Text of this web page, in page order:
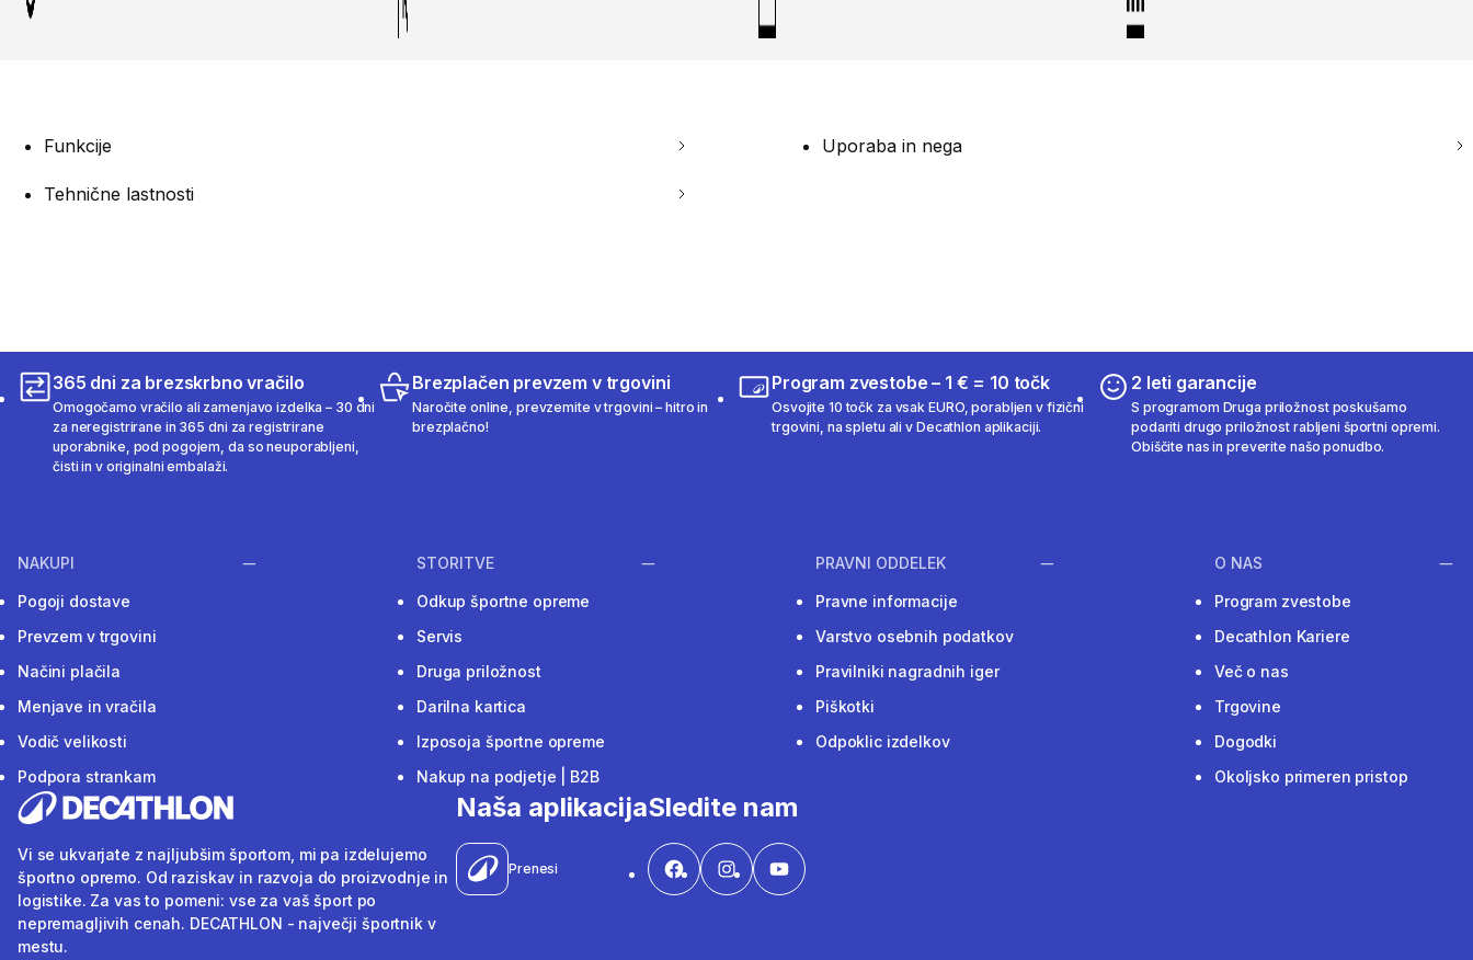
Funkcije Uporaba in nega
Tehnične lastnosti
365 dni za brezskrbno vračilo
Omogočamo vračilo ali zamenjavo izdelka – 30 dni
za neregistrirane in 365 dni za registrirane
uporabnike, pod pogojem, da so neuporabljeni,
čisti in v originalni embalaži.
Brezplačen prevzem v trgovini
Naročite online, prevzemite v trgovini – hitro in
brezplačno!
Program zvestobe – 1 € = 10 točk
Osvojite 10 točk za vsak EURO, porabljen v fizični
trgovini, na spletu ali v Decathlon aplikaciji.
2 leti garancije
S programom Druga priložnost poskušamo
podariti drugo priložnost rabljeni športni opremi.
Obiščite nas in preverite našo ponudbo.
NAKUPI
Pogoji dostave
Prevzem v trgovini
Načini plačila
Menjave in vračila
Vodič velikosti
Podpora strankam
STORITVE
Odkup športne opreme
Servis
Druga priložnost
Darilna kartica
Izposoja športne opreme
Nakup na podjetje | B2B
PRAVNI ODDELEK
Pravne informacije
Varstvo osebnih podatkov
Pravilniki nagradnih iger
Piškotki
Odpoklic izdelkov
O NAS
Program zvestobe
Decathlon Kariere
Več o nas
Trgovine
Dogodki
Okoljsko primeren pristop
Vi se ukvarjate z najljubšim športom, mi pa izdelujemo
športno opremo. Od raziskav in razvoja do proizvodnje in
logistike. Za vas to pomeni: vse za vaš šport po
nepremagljivih cenah. DECATHLON - največji športnik v
mestu.
Naša aplikacija
Prenesi
Sledite nam